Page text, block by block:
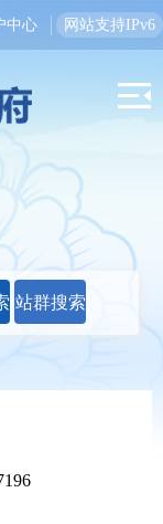
中心 网站支持IPv6
站群搜索